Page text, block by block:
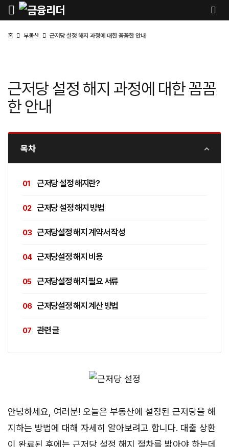
홈 부동산 근저당 설정 해지 과정에 대한 꼼꼼한 안내
근저당 설정 해지 과정에 대한 꼼꼼
한 안내
목차
근저당 설정 해지란?
근저당 설정 해지 방법
근저당설정 해지 계약서 작성
근저당설정 해지 비용
근저당설정 해지 필요 서류
근저당설정 해지 계산 방법
관련 글
안녕하세요, 여러분! 오늘은 부동산에 설정된 근저당을 해
지하는 방법에 대해 자세히 알아보려고 합니다. 대출 상환
이 완료된 후에는 근저당 설정 해지 절차를 밟아야 하는데